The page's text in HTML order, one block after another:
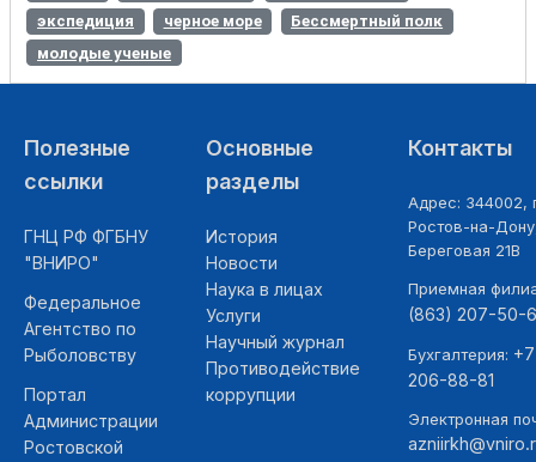
экспедиция
черное море
Бессмертный полк
молодые ученые
Полезные
ссылки
ГНЦ РФ ФГБНУ
"ВНИРО"
Федеральное
Агентство по
Рыболовству
Портал
Администрации
Ростовской
Основные
разделы
История
Новости
Наука в лицах
Услуги
Научный журнал
Противодействие
коррупции
Контакты
Адрес: 344002,
Ростов-на-
Береговая 21В
Приемная
(863) 207-50-
Бухгалтерия:
206-88-81
Электронная